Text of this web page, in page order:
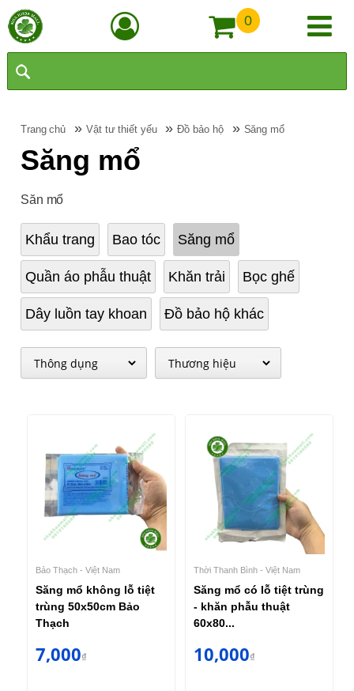
0
Trang chủ »Vật tư thiết yếu »Đồ bảo hộ » Săng mổ
Săng mổ
Săn mổ
Khẩu trang Bao tóc Săng mổ
Quần áo phẫu thuật Khăn trải Bọc ghế
Dây luồn tay khoan Đồ bảo hộ khác
Bảo Thạch - Việt Nam
Săng mổ không lỗ tiệt
trùng 50x50cm Bảo
Thạch
7,000₫
Thời Thanh Bình - Việt Nam
Săng mổ có lỗ tiệt trùng
- khăn phẫu thuật
60x80...
10,000₫